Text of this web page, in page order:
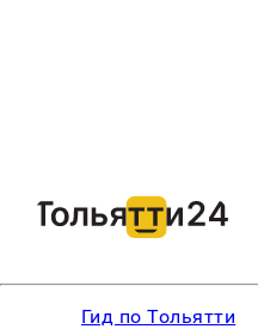
Гид по Тольятти